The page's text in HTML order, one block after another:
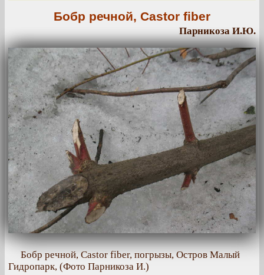
Бобр речной, Castor fiber
Парникоза И.Ю.
Бобр речной, Castor fiber, погрызы, Остров Малый
Гидропарк, (Фото Парникоза И.)